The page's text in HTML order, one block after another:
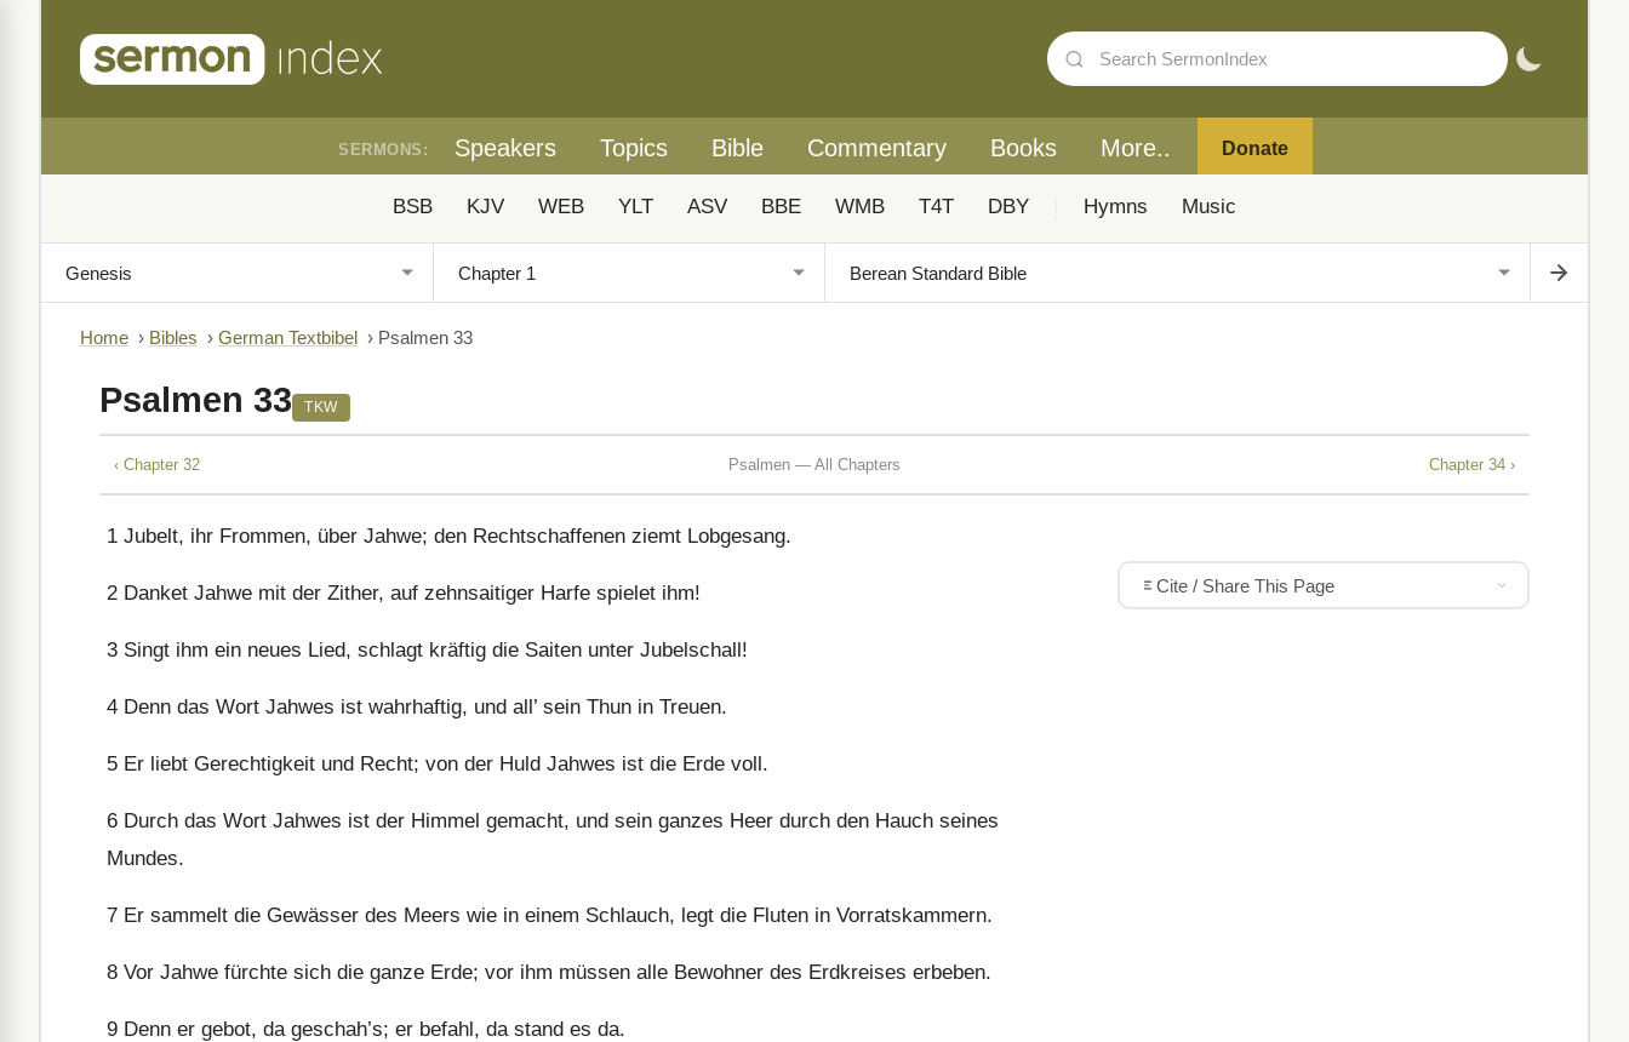
SERMONS: Speakers Topics Bible Commentary Books More.. Donate
BSB KJV WEB YLT ASV BBE WMB T4T DBY Hymns Music
Home › Bibles › German Textbibel › Psalmen 33
Psalmen 33 TKW
‹ Chapter 32 Psalmen — All Chapters Chapter 34 ›
1 Jubelt, ihr Frommen, über Jahwe; den Rechtschaffenen ziemt Lobgesang.
2 Danket Jahwe mit der Zither, auf zehnsaitiger Harfe spielet ihm!
3 Singt ihm ein neues Lied, schlagt kräftig die Saiten unter Jubelschall!
4 Denn das Wort Jahwes ist wahrhaftig, und all’ sein Thun in Treuen.
5 Er liebt Gerechtigkeit und Recht; von der Huld Jahwes ist die Erde voll.
6 Durch das Wort Jahwes ist der Himmel gemacht, und sein ganzes Heer durch den Hauch seines
Mundes.
7 Er sammelt die Gewässer des Meers wie in einem Schlauch, legt die Fluten in Vorratskammern.
8 Vor Jahwe fürchte sich die ganze Erde; vor ihm müssen alle Bewohner des Erdkreises erbeben.
9 Denn er gebot, da geschah’s; er befahl, da stand es da.
Cite / Share This Page